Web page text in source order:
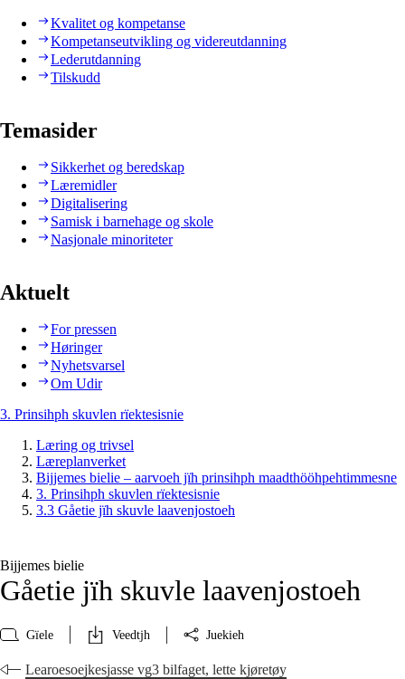
Kvalitet og kompetanse
Kompetanseutvikling og videreutdanning
Lederutdanning
Tilskudd
Temasider
Sikkerhet og beredskap
Læremidler
Digitalisering
Samisk i barnehage og skole
Nasjonale minoriteter
Aktuelt
For pressen
Høringer
Nyhetsvarsel
Om Udir
3. Prinsihph skuvlen rïektesisnie
Læring og trivsel
Læreplanverket
Bijjemes bielie – aarvoeh jïh prinsihph maadthööhpehtimmesne
3. Prinsihph skuvlen rïektesisnie
3.3 Gåetie jïh skuvle laavenjostoeh
Bijjemes bielie
Gåetie jïh skuvle laavenjostoeh
Gïele Veedtjh Juekieh
Learoesoejkesjasse vg3 bilfaget, lette kjøretøy